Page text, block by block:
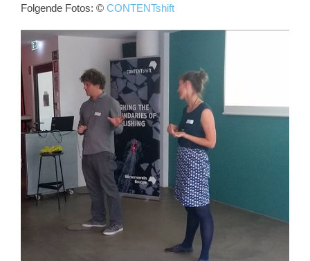
Folgende Fotos: © CONTENTshift